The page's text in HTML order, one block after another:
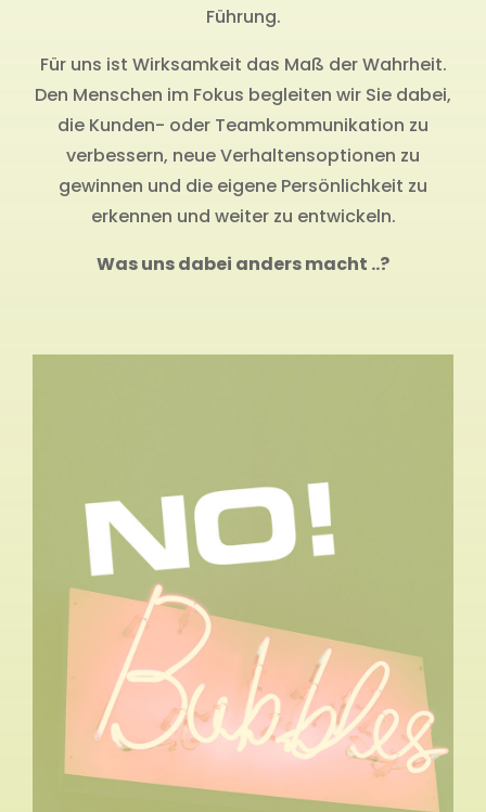
Führung.
Für uns ist Wirksamkeit das Maß der Wahrheit.
Den Menschen im Fokus begleiten wir Sie dabei,
die Kunden- oder Teamkommunikation zu
verbessern, neue Verhaltensoptionen zu
gewinnen und die eigene Persönlichkeit zu
erkennen und weiter zu entwickeln.
Was uns dabei anders macht ..?